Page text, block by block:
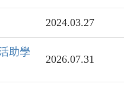
2024.03.27
助學
2026.07.31